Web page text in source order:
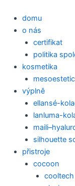
obsah
domu
o nás
certifikat
politika
kosmetika
mesoestetic
výplně
ellansé-
lanluma-
silhouette
přistroje
cocoon